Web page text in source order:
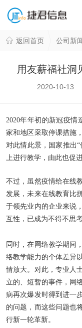
返回首页 公司新
用友薪福社洞
2020-10-13
2020年年初的新冠疫情
家和地区采取停课措施
对此情此景，国家推出
上进行教学，由此也促
不过，虽然疫情给在线
发展，未来在线教育比
于领先业内的企业来说
互性，已成为不得不思考
同时，在网络教学期间
络教学能力的个体差异
情放大。对此，专业人
立的、短暂的事件，网
病再次爆发时得到进一
的问题，而这些问题也
行新一轮革新。